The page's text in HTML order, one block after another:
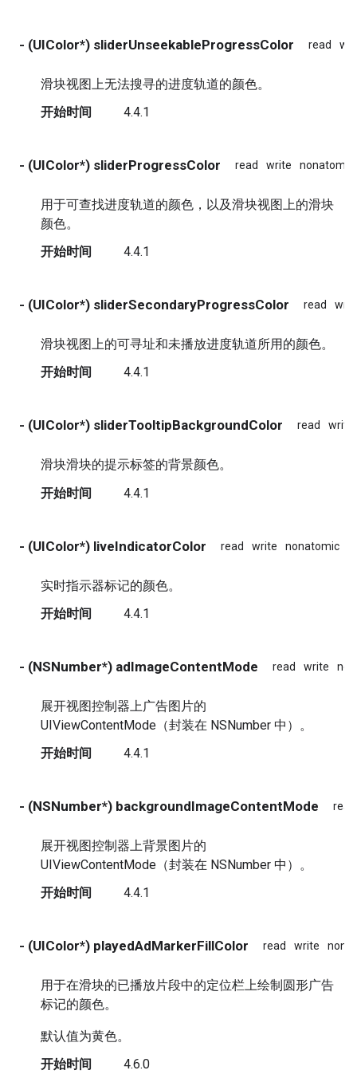
- (UIColor*) sliderUnseekableProgressColor read
滑块视图上无法搜寻的进度轨道的颜色。
开始时间
4.4.1
- (UIColor*) sliderProgressColor read write nonatomic
用于可查找进度轨道的颜色，以及滑块视图上的滑块
颜色。
开始时间
4.4.1
- (UIColor*) sliderSecondaryProgressColor read
滑块视图上的可寻址和未播放进度轨道所用的颜色。
开始时间
4.4.1
- (UIColor*) sliderTooltipBackgroundColor read write
滑块滑块的提示标签的背景颜色。
开始时间
4.4.1
- (UIColor*) liveIndicatorColor read write nonatomic
实时指示器标记的颜色。
开始时间
4.4.1
- (NSNumber*) adImageContentMode read write
展开视图控制器上广告图片的
UIViewContentMode（封装在 NSNumber 中）。
开始时间
4.4.1
- (NSNumber*) backgroundImageContentMode read
展开视图控制器上背景图片的
UIViewContentMode（封装在 NSNumber 中）。
开始时间
4.4.1
- (UIColor*) playedAdMarkerFillColor read write
用于在滑块的已播放片段中的定位栏上绘制圆形广告
标记的颜色。
默认值为黄色。
开始时间
4.6.0